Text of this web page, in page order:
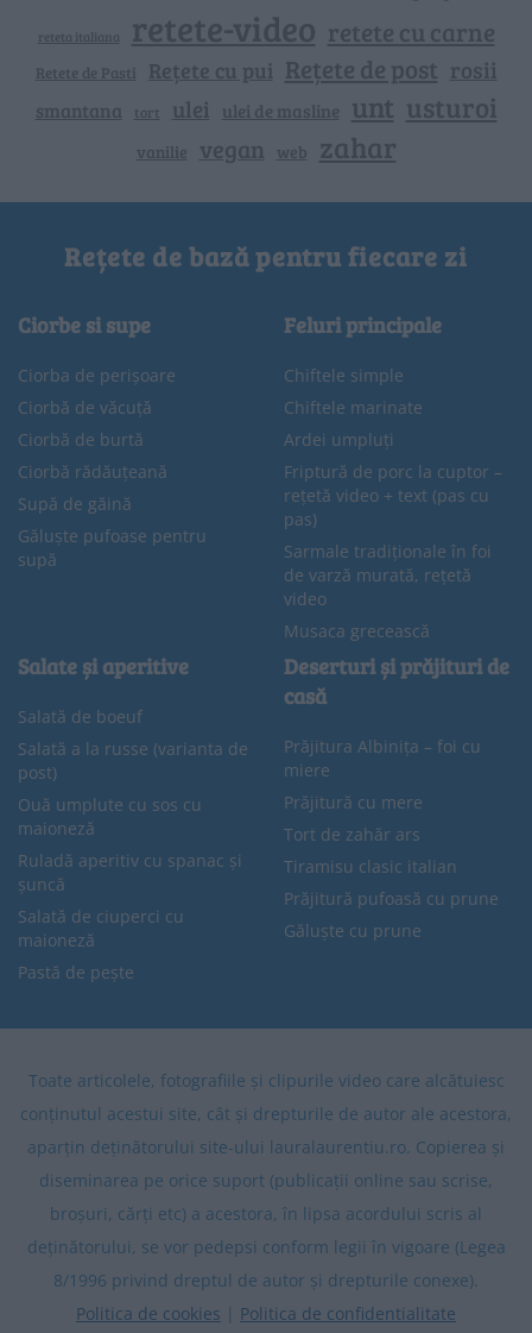
reteta italiana retete-video retete cu carne
Retete de Pasti Rețete cu pui Rețete de post rosii
smantana tort ulei ulei de masline unt usturoi
vanilie vegan web zahar
Rețete de bază pentru fiecare zi
Ciorbe si supe
Ciorba de perișoare
Ciorbă de văcuță
Ciorbă de burtă
Ciorbă rădăuțeană
Supă de găină
Găluște pufoase pentru
supă
Feluri principale
Chiftele simple
Chiftele marinate
Ardei umpluți
Friptură de porc la cuptor –
rețetă video + text (pas cu
pas)
Sarmale tradiționale în foi
de varză murată, rețetă
video
Musaca grecească
Salate și aperitive
Salată de boeuf
Salată a la russe (varianta de
post)
Ouă umplute cu sos cu
maioneză
Ruladă aperitiv cu spanac și
șuncă
Salată de ciuperci cu
maioneză
Pastă de pește
Deserturi și prăjituri de
casă
Prăjitura Albinița – foi cu
miere
Prăjitură cu mere
Tort de zahăr ars
Tiramisu clasic italian
Prăjitură pufoasă cu prune
Găluște cu prune
Toate articolele, fotografiile și clipurile video care alcătuiesc
conținutul acestui site, cât și drepturile de autor ale acestora,
aparțin deținătorului site-ului lauralaurentiu.ro. Copierea și
diseminarea pe orice suport (publicații online sau scrise,
broșuri, cărți etc) a acestora, în lipsa acordului scris al
deținătorului, se vor pedepsi conform legii în vigoare (Legea
8/1996 privind dreptul de autor și drepturile conexe).
Politica de cookies | Politica de confidentialitate